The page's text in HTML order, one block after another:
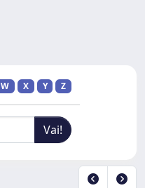
W X Y Z